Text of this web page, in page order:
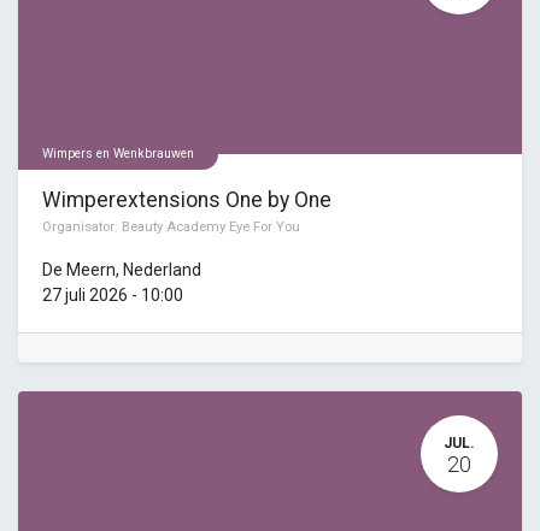
Wimpers en Wenkbrauwen
Wimperextensions One by One
Organisator: Beauty Academy Eye For You
De Meern, Nederland
27 juli 2026 - 10:00
JUL.
20